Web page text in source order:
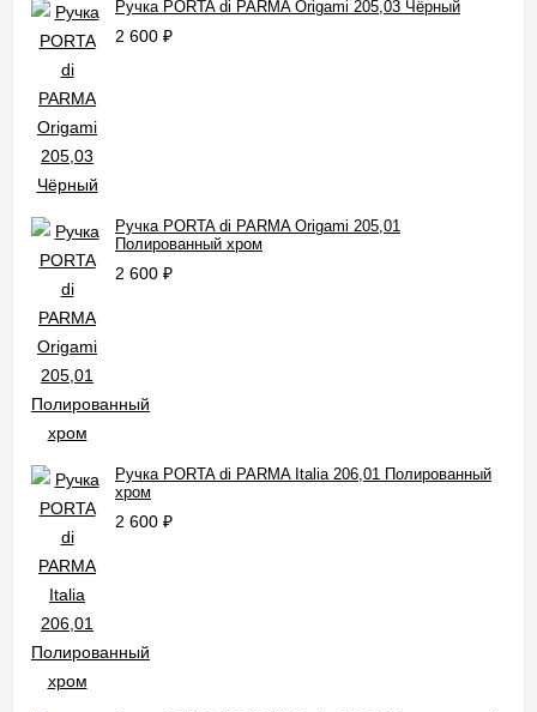
Ручка PORTA di PARMA Origami 205,03 Чёрный
2 600 ₽
Ручка PORTA di PARMA Origami 205,01
Полированный хром
2 600 ₽
Ручка PORTA di PARMA Italia 206,01 Полированный
хром
2 600 ₽